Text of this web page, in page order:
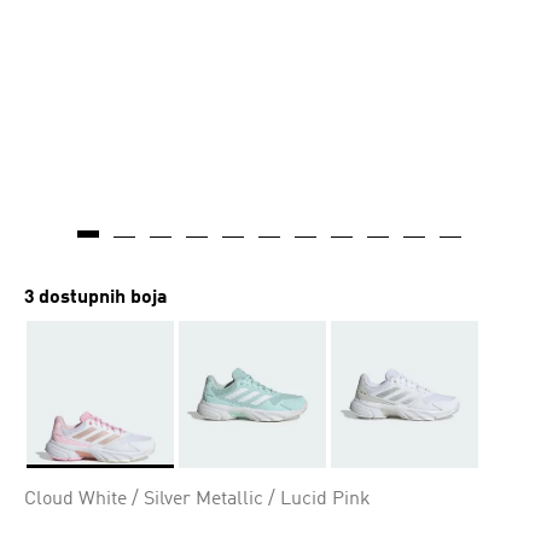
3 dostupnih boja
Cloud White / Silver Metallic / Lucid Pink